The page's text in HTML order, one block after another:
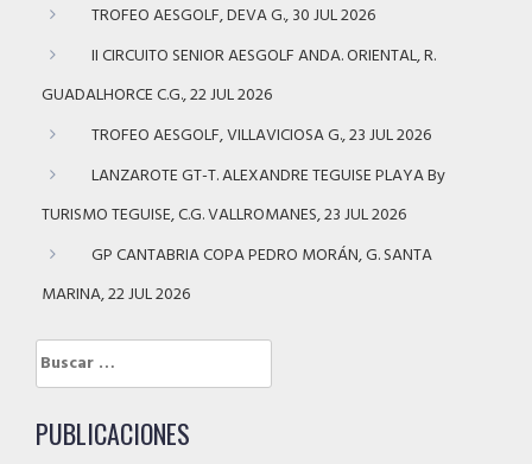
TROFEO AESGOLF, DEVA G., 30 JUL 2026
II CIRCUITO SENIOR AESGOLF ANDA. ORIENTAL, R.
GUADALHORCE C.G., 22 JUL 2026
TROFEO AESGOLF, VILLAVICIOSA G., 23 JUL 2026
LANZAROTE GT-T. ALEXANDRE TEGUISE PLAYA By
TURISMO TEGUISE, C.G. VALLROMANES, 23 JUL 2026
GP CANTABRIA COPA PEDRO MORÁN, G. SANTA
MARINA, 22 JUL 2026
Buscar:
PUBLICACIONES